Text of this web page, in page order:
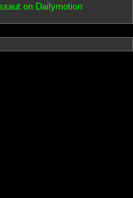
on Dailymotion